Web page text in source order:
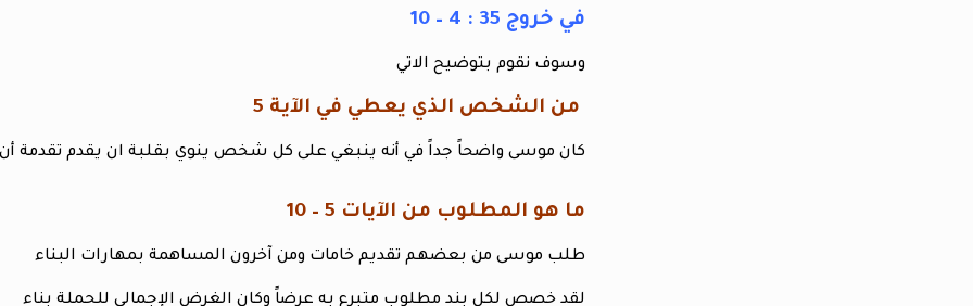
في خروج 35 : 4 – 10
وسوف نقوم بتوضيح الاتي
من الشخص الذي يعطي في الآية 5
كان موسى واضحاً جداً في أنه ينبغي على كل شخص ينوي بقلبة ان يقدم تقدمة أن
ما هو المطلوب من الآيات 5 – 10
طلب موسى من بعضهم تقديم خامات ومن آخرون المساهمة بمهارات البناء
لقد خصص لكل بند مطلوب متبرع به عرضاً وكان الغرض الإجمالي للحملة بناء